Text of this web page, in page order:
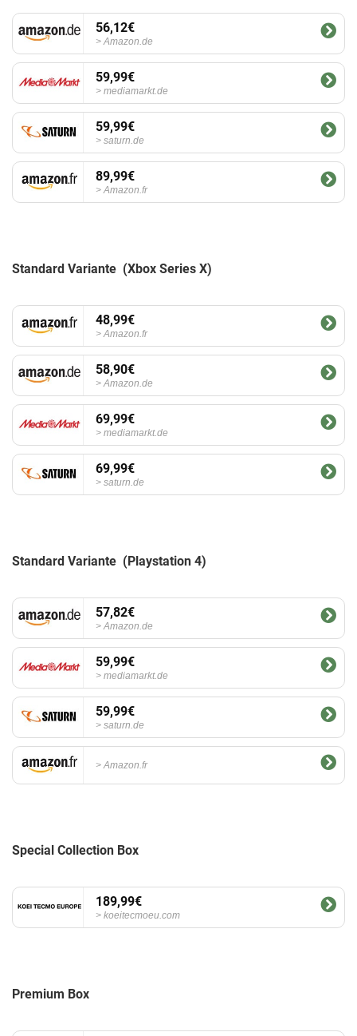
56,12€
Amazon.de
59,99€
mediamarkt.de
59,99€
saturn.de
89,99€
Amazon.fr
Standard Variante (Xbox Series X)
48,99€
Amazon.fr
58,90€
Amazon.de
69,99€
mediamarkt.de
69,99€
saturn.de
Standard Variante (Playstation 4)
57,82€
Amazon.de
59,99€
mediamarkt.de
59,99€
saturn.de
Amazon.fr
Special Collection Box
189,99€
koeitecmoeu.com
Premium Box